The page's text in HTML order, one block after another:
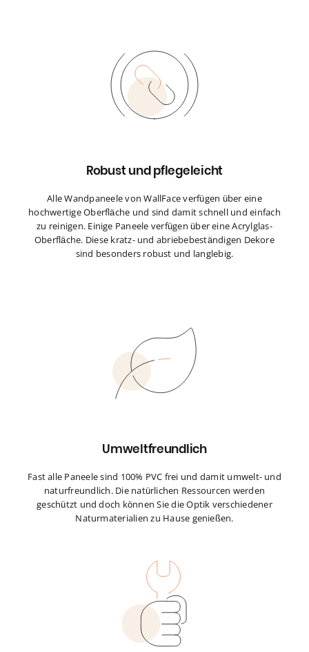
Robust und pflegeleicht
Alle Wandpaneele von WallFace verfügen über eine
hochwertige Oberfläche und sind damit schnell und einfach
zu reinigen. Einige Paneele verfügen über eine Acrylglas-
Oberfläche. Diese kratz- und abriebebeständigen Dekore
sind besonders robust und langlebig.
Umweltfreundlich
Fast alle Paneele sind 100% PVC frei und damit umwelt- und
naturfreundlich. Die natürlichen Ressourcen werden
geschützt und doch können Sie die Optik verschiedener
Naturmaterialien zu Hause genießen.